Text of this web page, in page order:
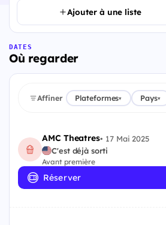
Ajouter à une liste
DATES
Où regarder
Affiner Plateformes▾ Pays▾
AMC Theatres• 17 Mai 2025
C'est déjà sorti
Avant première
Réserver